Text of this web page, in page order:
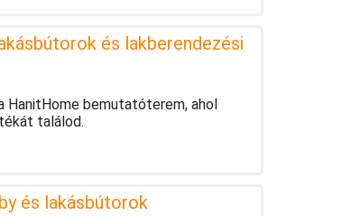
és lakberendezési
HanitHome bemutatóterem, ahol
találod.
és lakásbútorok